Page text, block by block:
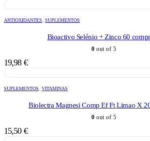
ANTIOXIDANTES, SUPLEMENTOS
Bioactivo Selénio + Zinco 60
0 out of 5
19,98 €
SUPLEMENTOS, VITAMINAS
Biolectra Magnesi Comp Ef Ft Limao X
0 out of 5
15,50 €